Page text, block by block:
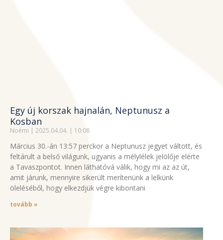
Egy új korszak hajnalán, Neptunusz a
Kosban
Noémi 2025.04.04. 10:08
Március 30.-án 13:57 perckor a Neptunusz jegyet váltott, és
feltárult a belső világunk, ugyanis a mélylélek jelölője elérte
a Tavaszpontot. Innen láthatóvá válik, hogy mi az az út,
amit járunk, mennyire sikerült merítenünk a lelkünk
öleléséből, hogy elkezdjük végre kibontani
tovább »